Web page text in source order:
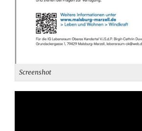
Screenshot